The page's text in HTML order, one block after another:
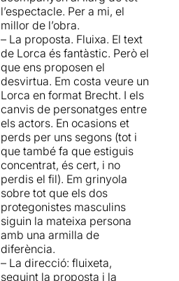
primer cop que utilitzen per
fer-nos endinsar en les
diferents propostes de la
companyia. Però aquest cop
ha estat un punt molt a favor
per entrar-hi.
Aquesta nova versió
de Bodas de
Sangrereafirma la capacitat
de Projecte Ingenu per a
reinterpretar clàssics amb
una mirada contemporània,
aportant-hi una sensibilitat
marca de la casa.
Podeu veure la resta de
meva opinió a l'enllaç
l’espectacle. Per a mi, el
millor de l’obra.
– La proposta. Fluixa. El text
de Lorca és fantàstic. Però el
que ens proposen el
desvirtua. Em costa veure un
Lorca en format Brecht. I els
canvis de personatges entre
els actors. En ocasions et
perds per uns segons (tot i
que també fa que estiguis
concentrat, és cert, i no
perdis el fil). Em grinyola
sobre tot que els dos
protegonistes masculins
siguin la mateixa persona
amb una armilla de
diferència.
– La direcció: fluixeta,
seguint la proposta i la